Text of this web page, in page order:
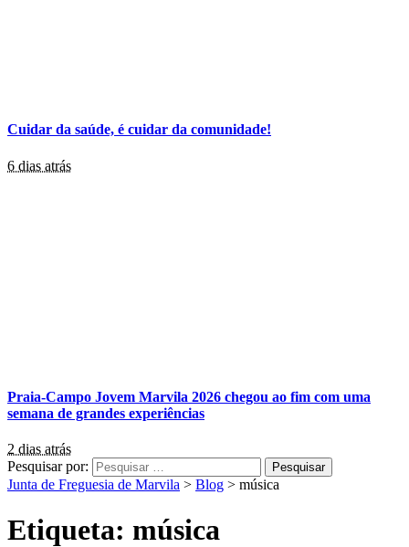
Cuidar da saúde, é cuidar da comunidade!
6 dias atrás
Praia-Campo Jovem Marvila 2026 chegou ao fim com uma
semana de grandes experiências
2 dias atrás
Pesquisar por:
Junta de Freguesia de Marvila > Blog > música
Etiqueta: música